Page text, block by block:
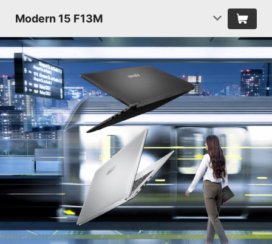
Modern 15 F13M